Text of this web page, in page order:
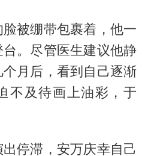
被绷带包裹着，他一
。尽管医生建议他静
月后，看到自己逐渐
不及待画上油彩，于
停滞，安万庆幸自己